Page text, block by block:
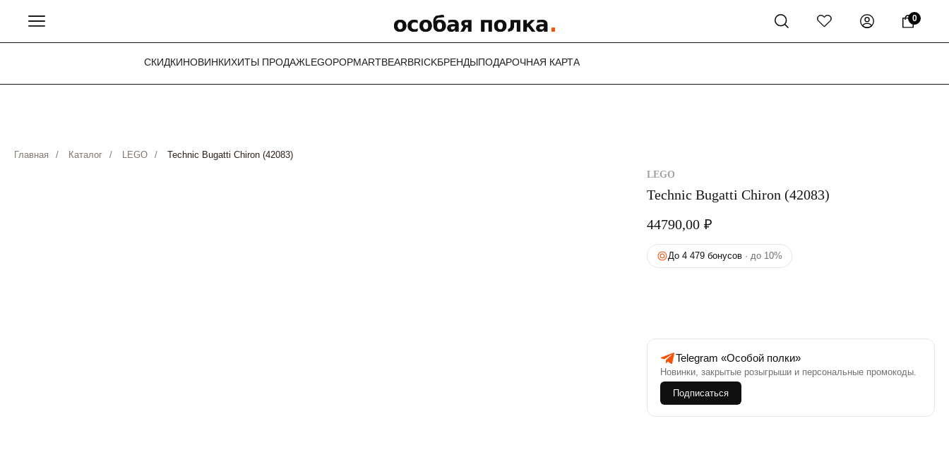
0
СКИДКИНОВИНКИХИТЫ ПРОДАЖLEGOPOPMARTBEARBRICKБРЕНДЫПОДАРОЧНАЯ КАРТА
Главная / Каталог / LEGO / Technic Bugatti Chiron (42083)
Technic Bugatti Chiron (42083)
LEGO
44790,00 ₽
До 4 479 бонусов · до 10%
Telegram «Особой полки»
Новинки, закрытые розыгрыши и персональные промокоды.
Подписаться